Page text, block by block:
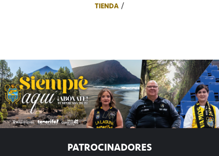
TIENDA
PATROCINADORES